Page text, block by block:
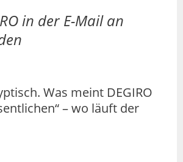
in der E-Mail an
Was meint DEGIRO
– wo läuft der